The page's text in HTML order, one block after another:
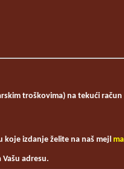
troškovima) na tekući račun
koje izdanje želite na naš mejl
adresu.